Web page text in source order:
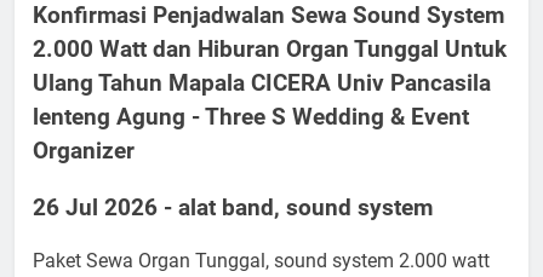
Konfirmasi Penjadwalan Sewa Sound System
2.000 Watt dan Hiburan Organ Tunggal Untuk
Ulang Tahun Mapala CICERA Univ Pancasila
lenteng Agung - Three S Wedding & Event
Organizer
26 Jul 2026 - alat band, sound system
Paket Sewa Organ Tunggal, sound system 2.000 watt